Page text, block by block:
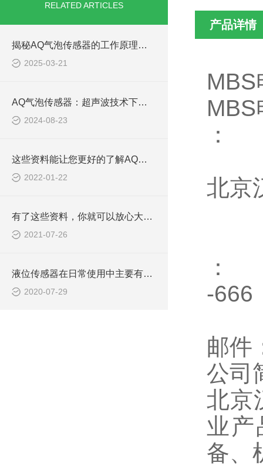
RELATED ARTICLES
揭秘AQ气泡传感器的工作原理：精准探测气泡的奥秘
2025-03-21
AQ气泡传感器：超声波技术下的气泡监测专家
2024-08-23
这些资料能让您更好的了解AQ艾科液位传感器
2022-01-22
有了这些资料，你就可以放心大胆的安装AQ艾科液位传感器
2021-07-26
液位传感器在日常使用中主要有三种类型
2020-07-29
产品详情
：
北京
：
-666
邮件
公司
北京
业产
备、